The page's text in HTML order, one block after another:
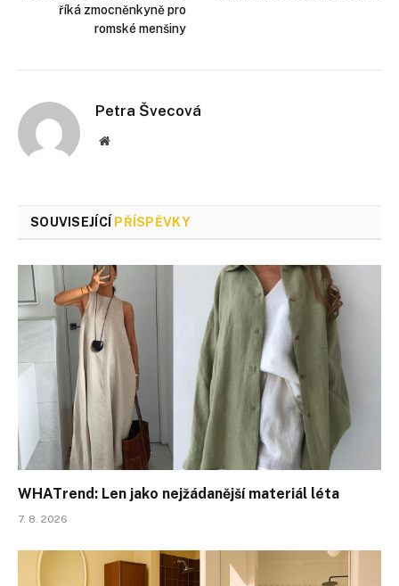
říká zmocněnkyně pro
romské menšiny
Petra Švecová
Webové
SOUVISEJÍCÍ PŘÍSPĚVKY
WHATrend: Len jako nejžádanější materiál léta
7. 8. 2026